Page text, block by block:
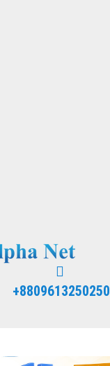
+8809613250250